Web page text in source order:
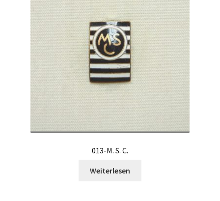
013-M. S. C.
Weiterlesen